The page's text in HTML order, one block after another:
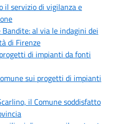
il servizio di vigilanza e
al via le indagini dei
di Firenze
di impianti da fonti
sui progetti di impianti
il Comune soddisfatto